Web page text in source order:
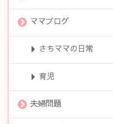
ママブログ
さちママの日常
育児
夫婦問題